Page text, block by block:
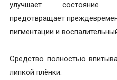
улучшает состояние
предотвращает
пигментации и
Средство полностью
липкой плёнки.